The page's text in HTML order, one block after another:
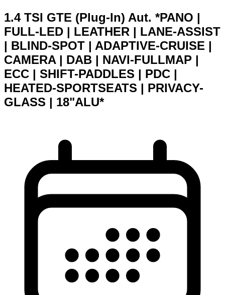
1.4 TSI GTE (Plug-In) Aut. *PANO |
FULL-LED | LEATHER | LANE-ASSIST
| BLIND-SPOT | ADAPTIVE-CRUISE |
CAMERA | DAB | NAVI-FULLMAP |
ECC | SHIFT-PADDLES | PDC |
HEATED-SPORTSEATS | PRIVACY-
GLASS | 18"ALU*